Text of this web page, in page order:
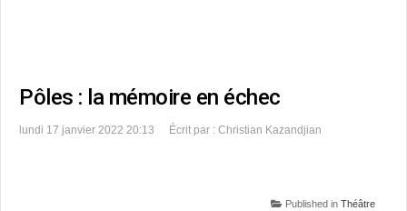
Pôles : la mémoire en échec
lundi 17 janvier 2022 20:13 Écrit par : Christian Kazandjian
Published in Théâtre